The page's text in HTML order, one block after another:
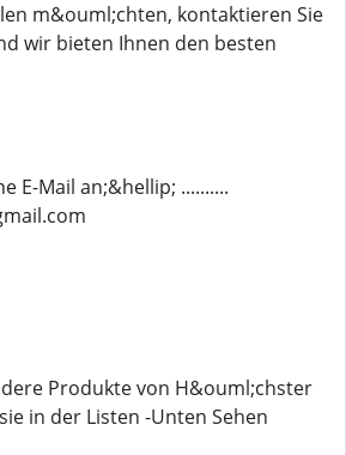
m&ouml;chten, kontaktieren Sie
wir bieten Ihnen den besten
E-Mail an;&hellip; ..........
Produkte von H&ouml;chster
in der Listen -Unten Sehen